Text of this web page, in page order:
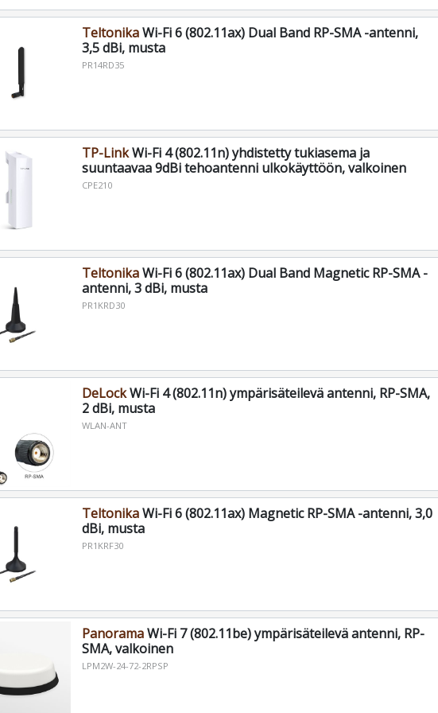
TeltonikaWi-Fi 6 (802.11ax) Dual Band RP-SMA -antenni,
3,5 dBi, musta
PR14RD35
TP-LinkWi-Fi 4 (802.11n) yhdistetty tukiasema ja
suuntaavaa 9dBi tehoantenni ulkokäyttöön, valkoinen
CPE210
TeltonikaWi-Fi 6 (802.11ax) Dual Band Magnetic RP-SMA -
antenni, 3 dBi, musta
PR1KRD30
DeLockWi-Fi 4 (802.11n) ympärisäteilevä antenni, RP-SMA,
2 dBi, musta
WLAN-ANT
TeltonikaWi-Fi 6 (802.11ax) Magnetic RP-SMA -antenni, 3,0
dBi, musta
PR1KRF30
PanoramaWi-Fi 7 (802.11be) ympärisäteilevä antenni, RP-
SMA, valkoinen
LPM2W-24-72-2RPSP